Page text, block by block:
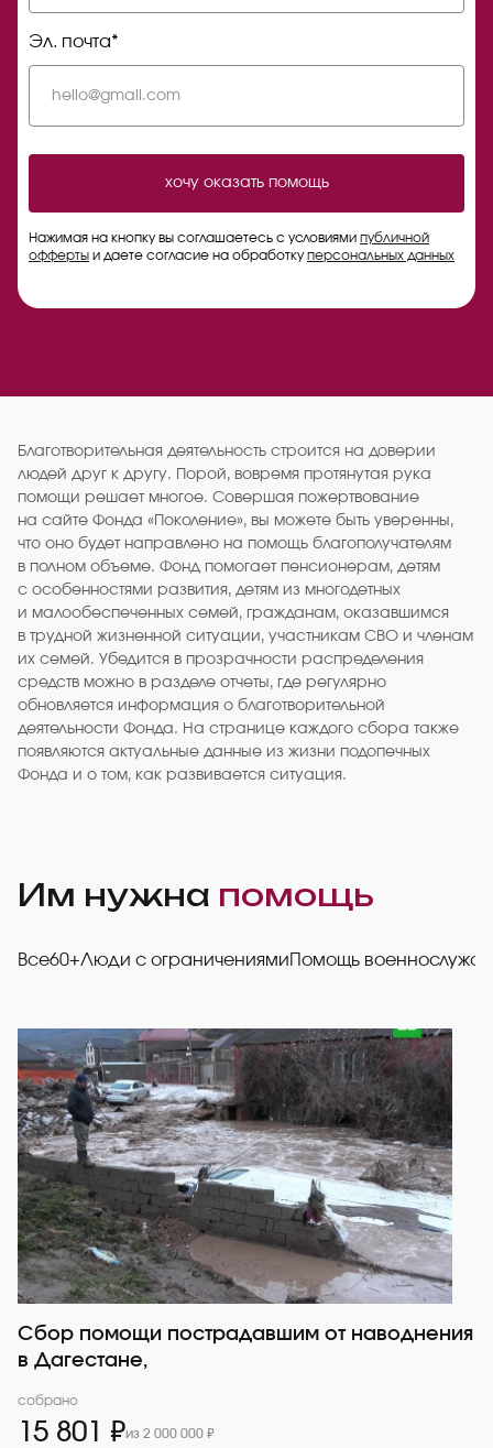
Эл. почта*
хочу оказать помощь
Нажимая на кнопку вы соглашаетесь с условиями публичной
офферты и даете согласие на обработкуперсональных данных
Благотворительная деятельность строится на доверии
людей друг к другу. Порой, вовремя протянутая рука
помощи решает многое. Совершая пожертвование
на сайте Фонда «Поколение», вы можете быть уверенны,
что оно будет направлено на помощь благополучателям
в полном объеме. Фонд помогает пенсионерам, детям
с особенностями развития, детям из многодетных
и малообеспеченных семей, гражданам, оказавшимся
в трудной жизненной ситуации, участникам СВО и членам
их семей. Убедится в прозрачности распределения
средств можно в разделе отчеты, где регулярно
обновляется информация о благотворительной
деятельности Фонда. На странице каждого сбора также
появляются актуальные данные из жизни подопечных
Фонда и о том, как развивается ситуация.
Им нужна помощь
Все60+Люди с ограничениями Помощь
Сбор помощи пострадавшим от наводнения
в Дагестане,
собрано
15 801 ₽из 2 000 000 ₽